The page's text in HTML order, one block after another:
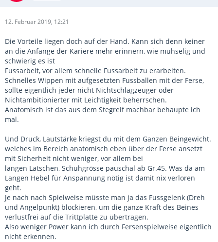
12. Februar 2019, 12:21
Die Vorteile liegen doch auf der Hand. Kann sich denn keiner
an die Anfänge der Kariere mehr erinnern, wie mühselig und
schwierig es ist
Fussarbeit, vor allem schnelle Fussarbeit zu erarbeiten.
Schnelles Wippen mit aufgesetzten Fussballen mit der Ferse,
sollte eigentlich jeder nicht Nichtschlagzeuger oder
Nichtambitionierter mit Leichtigkeit beherrschen.
Anatomisch ist das aus dem Stegreif machbar behaupte ich
mal.
Und Druck, Lautstärke kriegst du mit dem Ganzen Beingewicht.
welches im Bereich anatomisch eben über der Ferse ansetzt
mit Sicherheit nicht weniger, vor allem bei
langen Latschen, Schuhgrösse pauschal ab Gr.45. Was da am
Langen Hebel für Anspannung nötig ist damit nix verloren
geht.
Je nach nach Spielweise müsste man ja das Fussgelenk (Dreh
und Angelpunkt) blockieren, um die ganze Kraft des Beines
verlustfrei auf die Trittplatte zu übertragen.
Also weniger Power kann ich durch Fersenspielweise eigentlich
nicht erkennen.